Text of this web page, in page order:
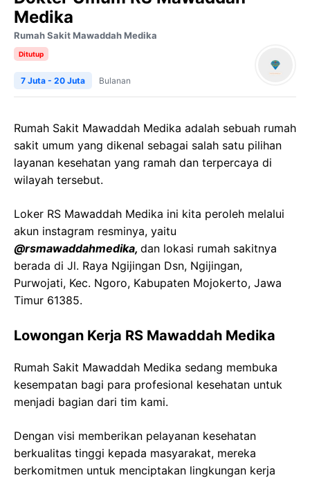
Medika
Rumah Sakit Mawaddah Medika
Ditutup
7 Juta - 20 Juta Bulanan
Rumah Sakit Mawaddah Medika adalah sebuah rumah
sakit umum yang dikenal sebagai salah satu pilihan
layanan kesehatan yang ramah dan terpercaya di
wilayah tersebut.
Loker RS Mawaddah Medika ini kita peroleh melalui
akun instagram resminya, yaitu
@rsmawaddahmedika, dan lokasi rumah sakitnya
berada di Jl. Raya Ngijingan Dsn, Ngijingan,
Purwojati, Kec. Ngoro, Kabupaten Mojokerto, Jawa
Timur 61385.
Lowongan Kerja RS Mawaddah Medika
Rumah Sakit Mawaddah Medika sedang membuka
kesempatan bagi para profesional kesehatan untuk
menjadi bagian dari tim kami.
Dengan visi memberikan pelayanan kesehatan
berkualitas tinggi kepada masyarakat, mereka
berkomitmen untuk menciptakan lingkungan kerja